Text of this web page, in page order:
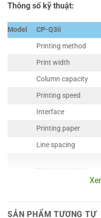
Thông số kỹ thuật:
Model
CP-Q3ii
Printing method
Print width
Column capacity
Printing speed
Interface
Printing paper
Line spacing
Column number
SẢN PHẨM TƯƠNG TỰ